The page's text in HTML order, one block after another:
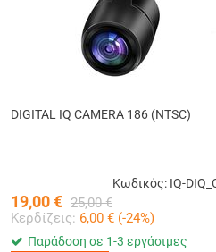
DIGITAL IQ CAMERA 186 (NTSC)
Κωδικός: IQ-
19,00€ 25,00 €
Κερδίζεις: 6,00 € (-24%)
Παράδοση σε 1-3 εργάσιμες